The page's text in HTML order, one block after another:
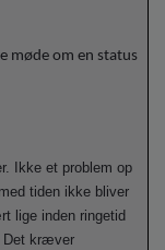
møde om en status
Ikke et problem op
tiden ikke bliver
lige inden ringetid
Det kræver